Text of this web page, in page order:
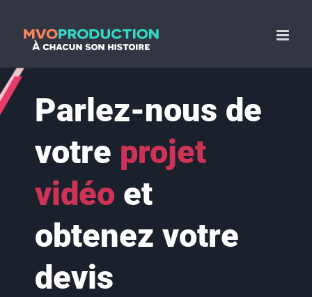
contenu
Parlez-nous de
votre projet
vidéoet
obtenez votre
devis